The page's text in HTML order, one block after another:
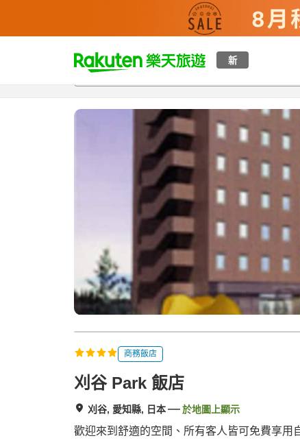
新
t
p
a
總覽客房與方案評語設施
商務飯店
刈谷 Park 飯店
刈谷, 愛知縣, 日本 於地圖上顯示
歡迎來到舒適的空間、所有客人皆可免費享用